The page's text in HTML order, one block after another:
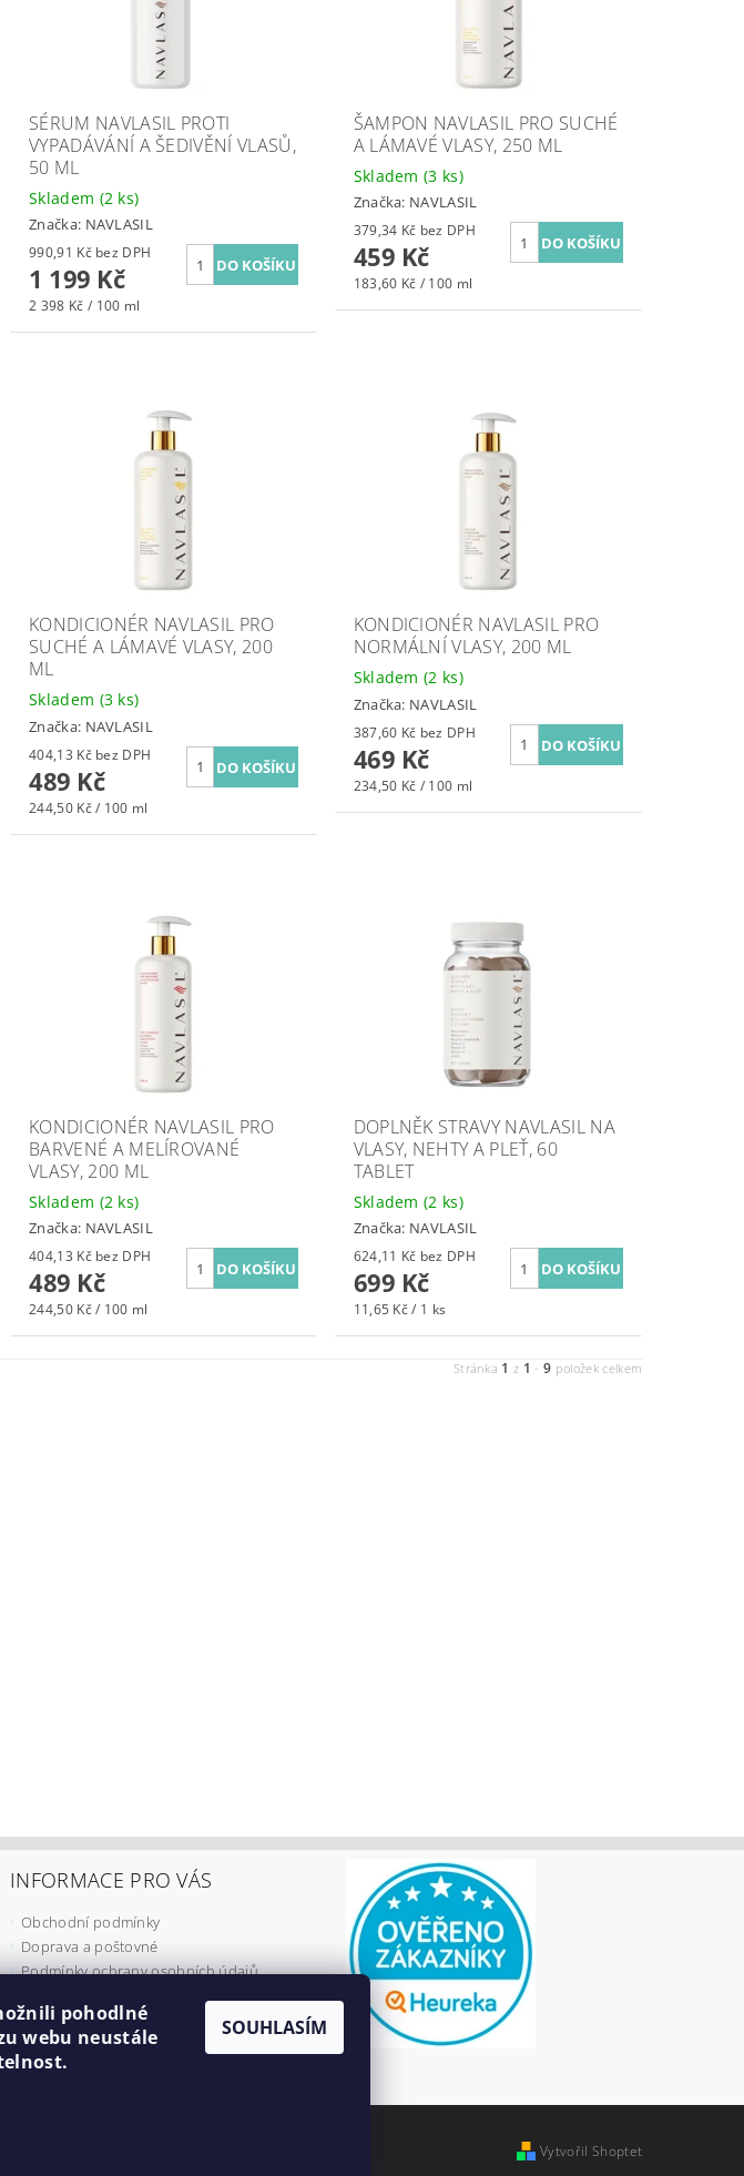
SÉRUM NAVLASIL PROTI
VYPADÁVÁNÍ A ŠEDIVĚNÍ VLASŮ,
50 ML
Skladem (2 ks)
Značka: NAVLASIL
990,91 Kč bez DPH
1 199 Kč
2 398 Kč / 100 ml
ŠAMPON NAVLASIL PRO SUCHÉ
A LÁMAVÉ VLASY, 250 ML
Skladem(3 ks)
Značka: NAVLASIL
379,34 Kč bez DPH
459 Kč
183,60 Kč / 100 ml
KONDICIONÉR NAVLASIL PRO
SUCHÉ A LÁMAVÉ VLASY, 200
ML
Skladem (3 ks)
Značka: NAVLASIL
404,13 Kč bez DPH
489 Kč
244,50 Kč / 100 ml
KONDICIONÉR NAVLASIL PRO
NORMÁLNÍ VLASY, 200 ML
Skladem(2 ks)
Značka: NAVLASIL
387,60 Kč bez DPH
469 Kč
234,50 Kč / 100 ml
KONDICIONÉR NAVLASIL PRO
BARVENÉ A MELÍROVANÉ
VLASY, 200 ML
Skladem (2 ks)
Značka: NAVLASIL
404,13 Kč bez DPH
489 Kč
244,50 Kč / 100 ml
DOPLNĚK STRAVY NAVLASIL NA
VLASY, NEHTY A PLEŤ, 60
TABLET
Skladem(2 ks)
Značka: NAVLASIL
624,11 Kč bez DPH
699 Kč
11,65 Kč / 1 ks
Stránka 1 z 1 -9 položek celkem
INFORMACE PRO VÁS
Obchodní podmínky
Doprava a poštovné
Podmínky ochrany osobních údajů
Odstoupení od smlouvy
Formulář pro reklamaci
Minimální cena objednávky
Vytvořil Shoptet
pohodlné
webu neustále
SOUHLASÍM